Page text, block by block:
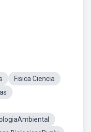
Fisica Ciencia